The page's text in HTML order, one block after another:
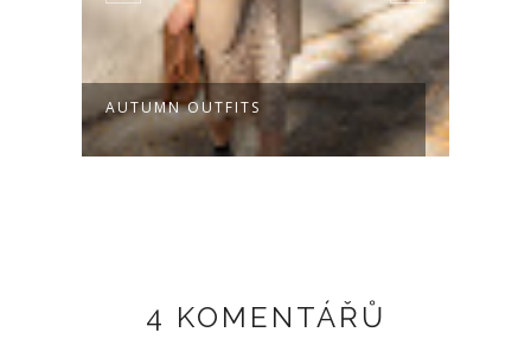
AUTUMN OUTFITS
4 KOMENTÁŘŮ